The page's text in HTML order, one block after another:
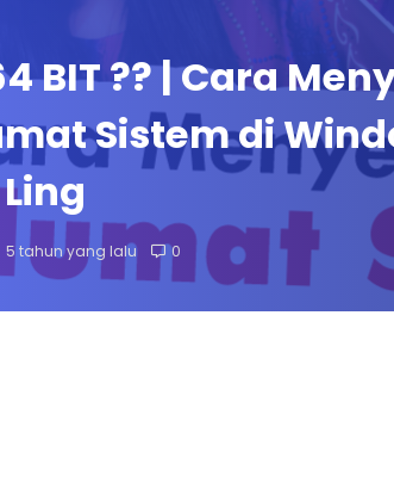
BIT ?? | Cara
Sistem di
5 tahun yang lalu 0